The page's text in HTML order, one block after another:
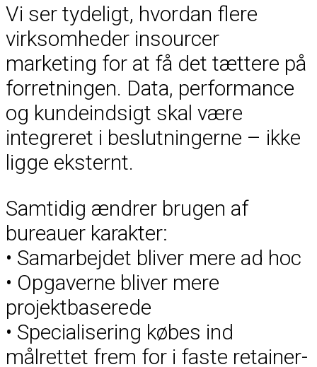
Vi ser tydeligt, hvordan flere
virksomheder insourcer
marketing for at få det tættere på
forretningen. Data, performance
og kundeindsigt skal være
integreret i beslutningerne – ikke
ligge eksternt.
Samtidig ændrer brugen af
bureauer karakter:
• Samarbejdet bliver mere ad hoc
• Opgaverne bliver mere
projektbaserede
• Specialisering købes ind
målrettet frem for i faste retainer-